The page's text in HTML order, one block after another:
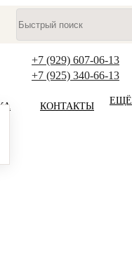
+7 (929) 607-06-13
+7 (925) 340-66-13
КОНТАКТЫ
ЕЩЁ